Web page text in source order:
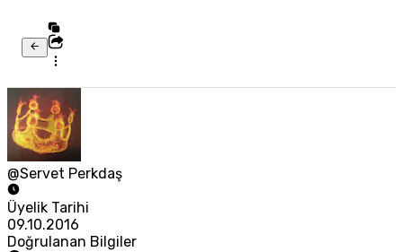
@Servet Perkdaş
Üyelik Tarihi
09.10.2016
Doğrulanan Bilgiler